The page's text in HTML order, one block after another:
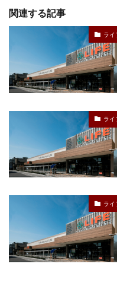
関連する記事
ライ
ライ
ライ